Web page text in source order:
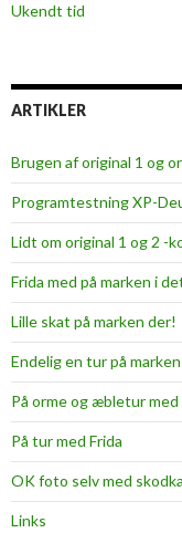
Ukendt tid
ARTIKLER
Brugen af original 1 og
Programtestning XP-
Lidt om original 1 og 2 -
Frida med på marken i
Lille skat på marken der!
Endelig en tur på
På orme og æbletur med
På tur med Frida
OK foto selv med
Links